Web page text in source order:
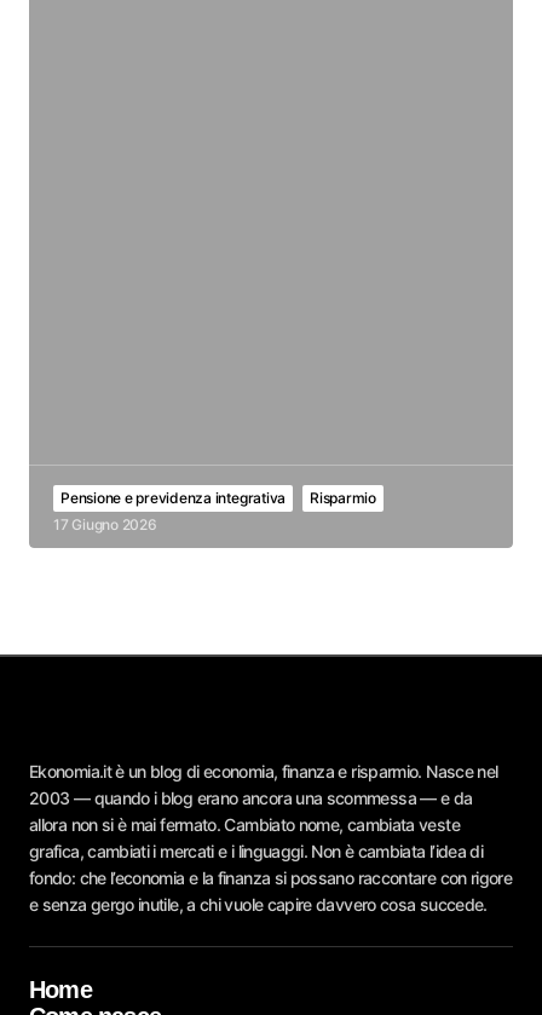
Pensione e previdenza integrativa
Risparmio
17 Giugno 2026
Ekonomia.it è un blog di economia, finanza e risparmio. Nasce nel
2003 — quando i blog erano ancora una scommessa — e da
allora non si è mai fermato. Cambiato nome, cambiata veste
grafica, cambiati i mercati e i linguaggi. Non è cambiata l’idea di
fondo: che l’economia e la finanza si possano raccontare con rigore
e senza gergo inutile, a chi vuole capire davvero cosa succede.
Home